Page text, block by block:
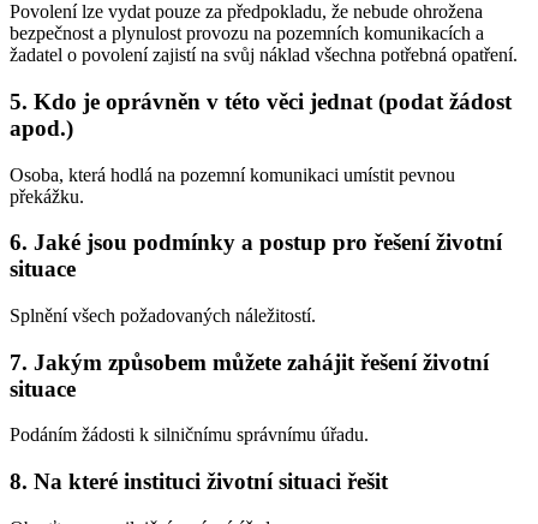
Povolení lze vydat pouze za předpokladu, že nebude ohrožena
bezpečnost a plynulost provozu na pozemních komunikacích a
žadatel o povolení zajistí na svůj náklad všechna potřebná opatření.
5. Kdo je oprávněn v této věci jednat (podat žádost
apod.)
Osoba, která hodlá na pozemní komunikaci umístit pevnou
překážku.
6. Jaké jsou podmínky a postup pro řešení životní
situace
Splnění všech požadovaných náležitostí.
7. Jakým způsobem můžete zahájit řešení životní
situace
Podáním žádosti k silničnímu správnímu úřadu.
8. Na které instituci životní situaci řešit